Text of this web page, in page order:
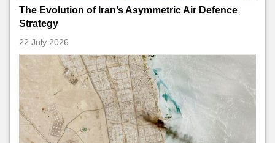
The Evolution of Iran’s Asymmetric Air Defence
Strategy
22 July 2026